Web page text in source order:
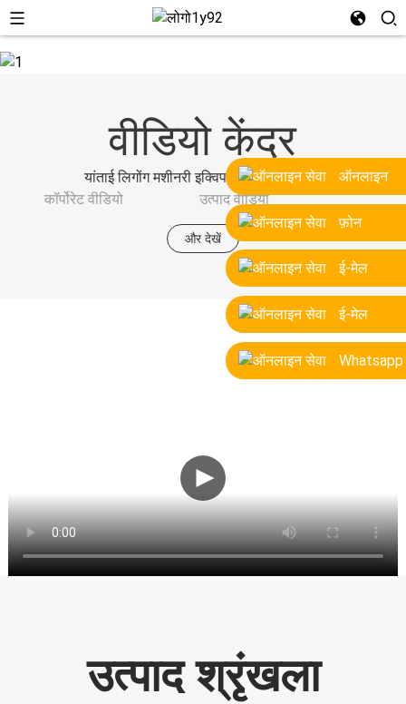
ऑनलाइन
फ़ोन
ई-मेल
ई-मेल
Whatsapp
वीडियो केंद्र
यांताई लिगोंग मशीनरी इक्विपमेंट कंपनी लिमिटेड
कॉर्पोरेट वीडियो
उत्पाद वीडियो
और देखें
उत्पाद श्रृंखला